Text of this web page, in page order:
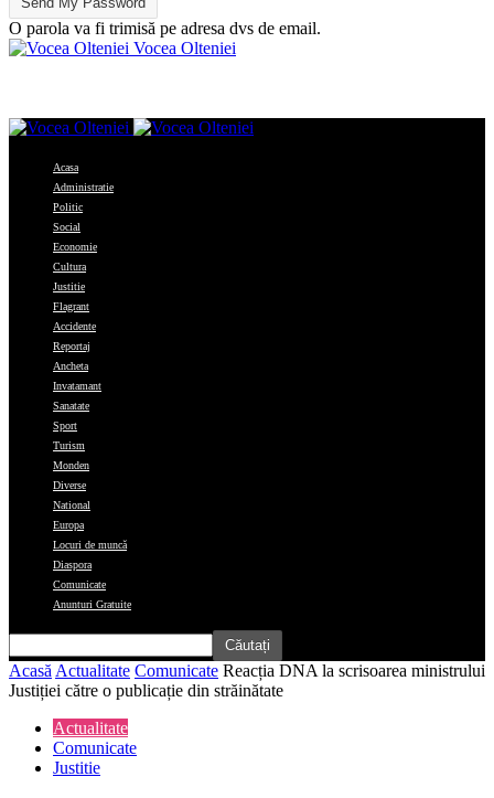
O parola va fi trimisă pe adresa dvs de email.
Vocea Olteniei
Acasa
Administratie
Politic
Social
Economie
Cultura
Justitie
Flagrant
Accidente
Reportaj
Ancheta
Invatamant
Sanatate
Sport
Turism
Monden
Diverse
National
Europa
Locuri de muncă
Diaspora
Comunicate
Anunturi Gratuite
Acasă Actualitate Comunicate Reacția DNA la scrisoarea ministrului
Justiției către o publicație din străinătate
Actualitate
Comunicate
Justitie